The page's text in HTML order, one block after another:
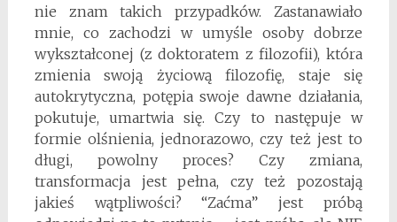
nie znam takich przypadków. Zastanawiało
mnie, co zachodzi w umyśle osoby dobrze
wykształconej (z doktoratem z filozofii), która
zmienia swoją życiową filozofię, staje się
autokrytyczna, potępia swoje dawne działania,
pokutuje, umartwia się. Czy to następuje w
formie olśnienia, jednorazowo, czy też jest to
długi, powolny proces? Czy zmiana,
transformacja jest pełna, czy też pozostają
jakieś wątpliwości? “Zaćma” jest próbą